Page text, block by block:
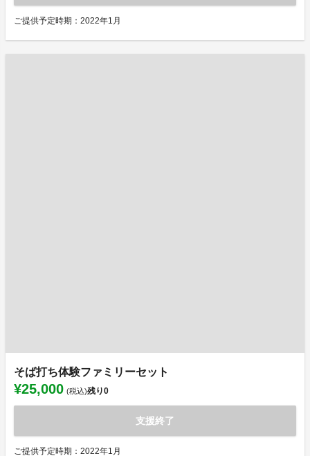
ご提供予定時期：2022年1月
そば打ち体験ファミリーセット
¥25,000 (税込)残り0
支援終了
ご提供予定時期：2022年1月